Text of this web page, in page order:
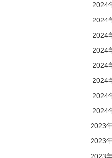
2024
2024
2024
2024
2024
2024
2024
2024
2023
2023
2023